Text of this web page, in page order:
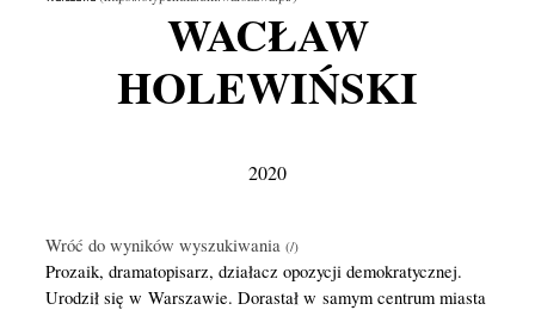
WACŁAW
HOLEWIŃSKI
2020
Wróć do wyników wyszukiwania
Prozaik, dramatopisarz, działacz opozycji demokratycznej.
Urodził się w Warszawie. Dorastał w samym centrum miasta